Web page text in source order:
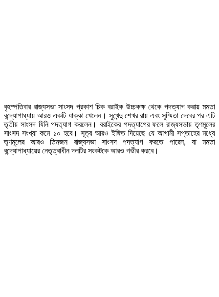
বৃহস্পতিবার রাজ্যসভা সাংসদ প্রকাশ চিক বরাইক উচ্চকক্ষ থেকে পদত্যাগ করায় মমতা
বন্দ্যোপাধ্যায় আরও একটি ধাক্কা খেলেন। সুখেন্দু শেখর রায় এবং সুস্মিতা দেবের পর এটি
তৃতীয় সাংসদ যিনি পদত্যাগ করলেন। বরাইকের পদত্যাগের ফলে রাজ্যসভায় তৃণমূলের
সাংসদ সংখ্যা কমে ১০ হবে। সূত্র আরও ইঙ্গিত দিয়েছে যে আগামী সপ্তাহের মধ্যে
তৃণমূলের আরও তিনজন রাজ্যসভা সাংসদ পদত্যাগ করতে পারেন, যা মমতা
বন্দ্যোপাধ্যায়ের নেতৃত্বাধীন দলটির সংকটকে আরও গভীর করবে।